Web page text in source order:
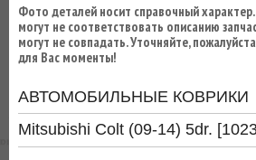
Фото деталей носит справочный
могут не соответствовать описанию
могут не совпадать. Уточняйте,
для Вас моменты!
АВТОМОБИЛЬНЫЕ КОВРИКИ
Mitsubishi Colt (09-14) 5dr.